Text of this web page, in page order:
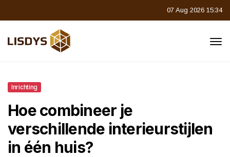
07 Aug 2026 15:34
Inrichting
Hoe combineer je
verschillende interieurstijlen
in één huis?